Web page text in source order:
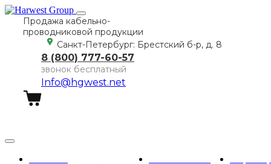
Продажа кабельно-
проводниковой продукции
Санкт-Петербург: Брестский б-р, д. 8
8 (800) 777-60-57
звонок бесплатный
Info@hgwest.net